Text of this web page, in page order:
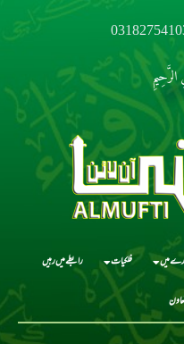
الرَّحِيمِ
میں فلکیات رابطے میں رہیں